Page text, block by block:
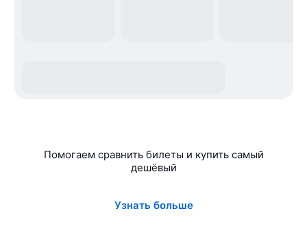
Помогаем сравнить билеты и купить самый
дешёвый
Узнать больше